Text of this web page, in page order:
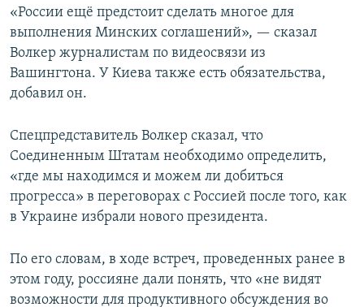
«России ещё предстоит сделать многое для
выполнения Минских соглашений», — сказал
Волкер журналистам по видеосвязи из
Вашингтона. У Киева также есть обязательства,
добавил он.
Спецпредставитель Волкер сказал, что
Соединенным Штатам необходимо определить,
«где мы находимся и можем ли добиться
прогресса» в переговорах с Россией после того, как
в Украине избрали нового президента.
По его словам, в ходе встреч, проведенных ранее в
этом году, россияне дали понять, что «не видят
возможности для продуктивного обсуждения во